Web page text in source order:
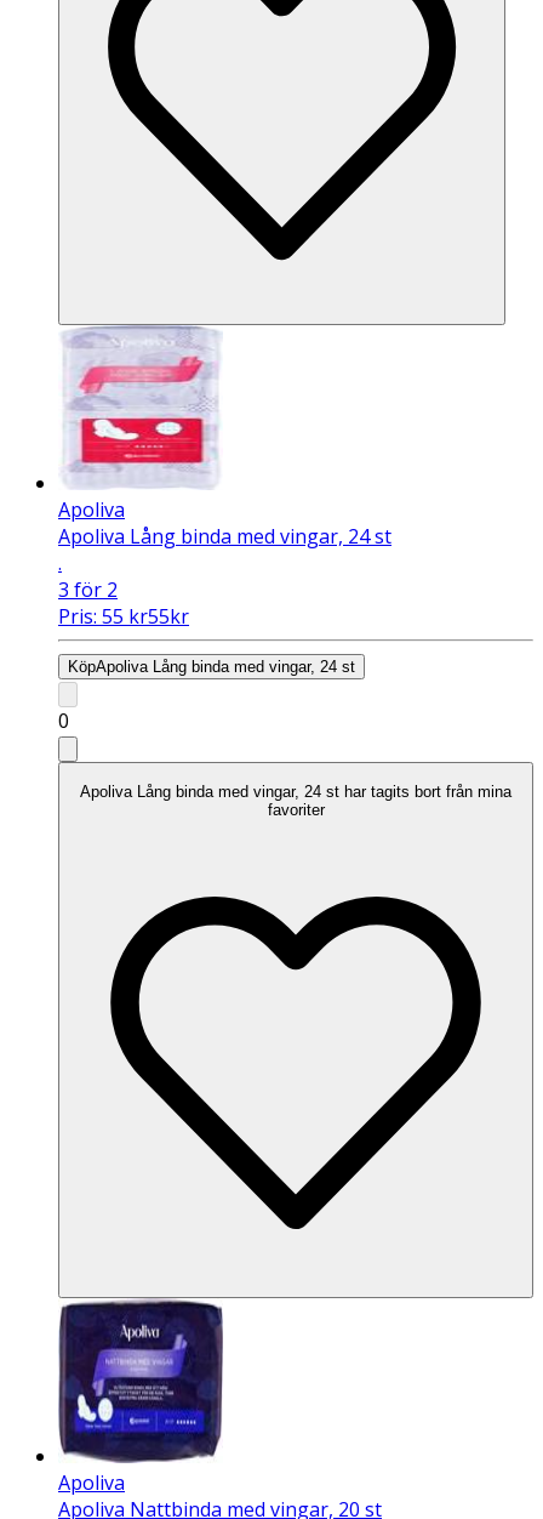
Apoliva
Apoliva Lång binda med vingar, 24 st
.
3 för 2
Pris: 55 kr55kr
KöpApoliva Lång binda med vingar, 24 st
0
Apoliva Lång binda med vingar, 24 st har tagits bort från mina
favoriter
Apoliva
Apoliva Nattbinda med vingar, 20 st